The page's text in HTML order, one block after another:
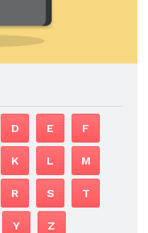
D E F
K L M
R S T
Y Z